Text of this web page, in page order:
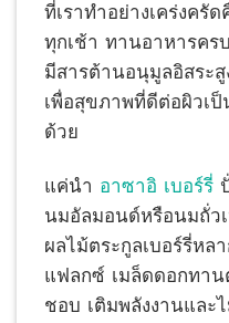
ที่เราทำอย่างเคร่งครั
ทุกเช้า ทานอาหารคร
มีสารต้านอนุมูลอิสระสู
เพื่อสุขภาพที่ดีต่อผิวเ
ด้วย
แค่นำ อาซาอิ เบอร์รี่
นมอัลมอนด์หรือนมถั่ว
ผลไม้ตระกูลเบอร์รี่หล
แฟลกซ์ เมล็ดดอกทา
ชอบ เติมพลังงานและ